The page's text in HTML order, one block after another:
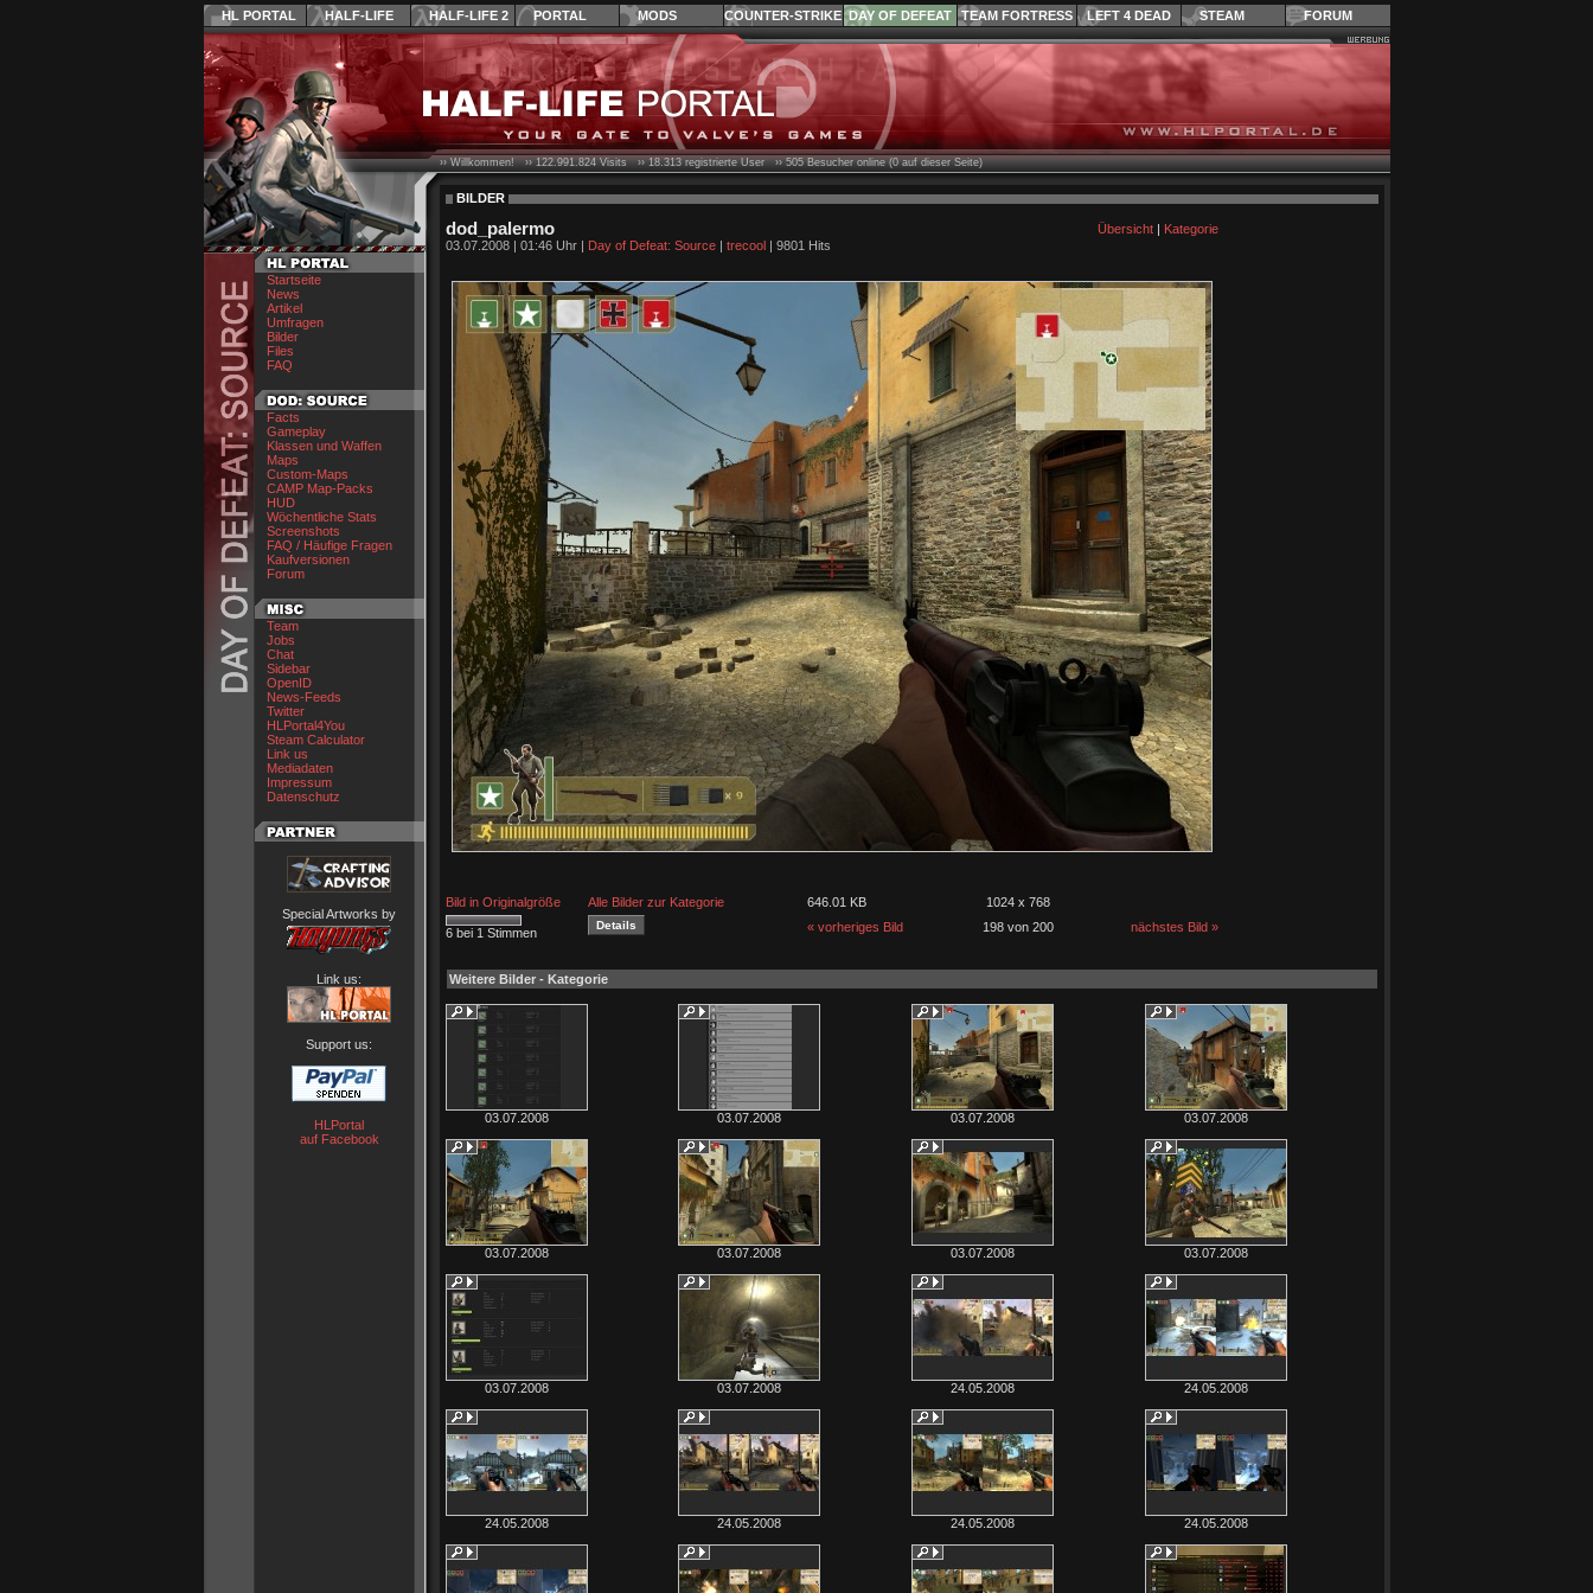
HL PORTAL HALF-LIFE HALF-LIFE 2 PORTAL MODS COUNTER-STRIKE DAY OF DEFEAT TEAM FORTRESS LEFT 4 DEAD STEAM FORUM
Startseite
News
Artikel
Umfragen
Bilder
Files
FAQ
Facts
Gameplay
Klassen und Waffen
Maps
Custom-Maps
CAMP Map-Packs
HUD
Wöchentliche Stats
Screenshots
FAQ / Häufige Fragen
Kaufversionen
Forum
Team
Jobs
Chat
Sidebar
OpenID
News-Feeds
Twitter
HLPortal4You
Steam Calculator
Link us
Mediadaten
Impressum
Datenschutz
Special Artworks by
Link us:
Support us:
HLPortal
auf Facebook
›› Willkommen! ››122.991.824Visits ››18.313registrierte User ››505Besucher online (0 auf dieser Seite)
BILDER
dod_palermo Übersicht| Kategorie
03.07.2008 | 01:46 Uhr | Day of Defeat: Source| trecool| 9801 Hits
Bild in Originalgröße Alle Bilder zur Kategorie 646.01 KB 1024 x 768
6 bei 1 Stimmen « vorheriges Bild 198 von 200 nächstes Bild »
Weitere Bilder - Kategorie
03.07.2008 03.07.2008 03.07.2008 03.07.2008
03.07.2008 03.07.2008 03.07.2008 03.07.2008
03.07.2008 03.07.2008 24.05.2008 24.05.2008
24.05.2008 24.05.2008 24.05.2008 24.05.2008